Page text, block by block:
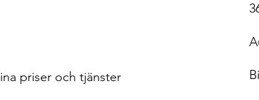
priser och tjänster